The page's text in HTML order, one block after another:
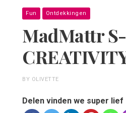
Fun Ontdekkingen
MadMattr
BY OLIVETTE
Delen vinden we super lief